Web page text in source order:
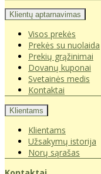
Klientų aptarnavimas
Visos prekės
Prekės su nuolaida
Prekių grąžinimai
Dovanų kuponai
Svetainės medis
Kontaktai
Klientams
Klientams
Užsakymų istorija
Norų sąrašas